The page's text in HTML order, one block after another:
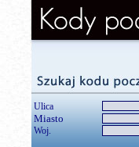
Ulica
Miasto
Woj.